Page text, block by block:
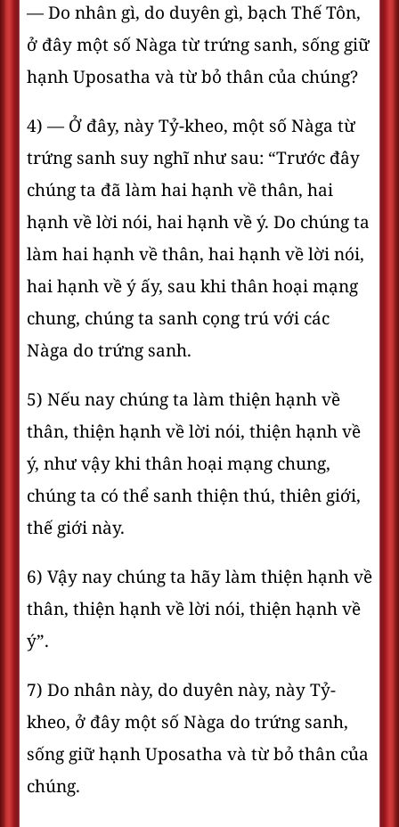
— Do nhân gì, do duyên gì, bạch Thế Tôn,
ở đây một số Nàga từ trứng sanh, sống giữ
hạnh Uposatha và từ bỏ thân của chúng?
4) — Ở đây, này Tỷ-kheo, một số Nàga từ
trứng sanh suy nghĩ như sau: “Trước đây
chúng ta đã làm hai hạnh về thân, hai
hạnh về lời nói, hai hạnh về ý. Do chúng ta
làm hai hạnh về thân, hai hạnh về lời nói,
hai hạnh về ý ấy, sau khi thân hoại mạng
chung, chúng ta sanh cọng trú với các
Nàga do trứng sanh.
5) Nếu nay chúng ta làm thiện hạnh về
thân, thiện hạnh về lời nói, thiện hạnh về
ý, như vậy khi thân hoại mạng chung,
chúng ta có thể sanh thiện thú, thiên giới,
thế giới này.
6) Vậy nay chúng ta hãy làm thiện hạnh về
thân, thiện hạnh về lời nói, thiện hạnh về
ý”.
7) Do nhân này, do duyên này, này Tỷ-
kheo, ở đây một số Nàga do trứng sanh,
sống giữ hạnh Uposatha và từ bỏ thân của
chúng.